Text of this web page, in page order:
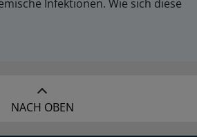
Infektionen. Wie sich diese
NACH OBEN